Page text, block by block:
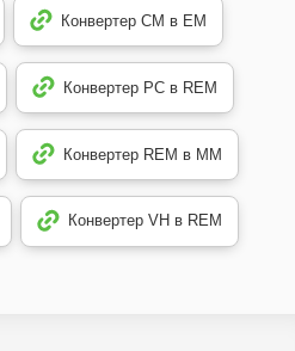
Конвертер CM в EM
Конвертер PC в REM
Конвертер REM в MM
Конвертер VH в REM